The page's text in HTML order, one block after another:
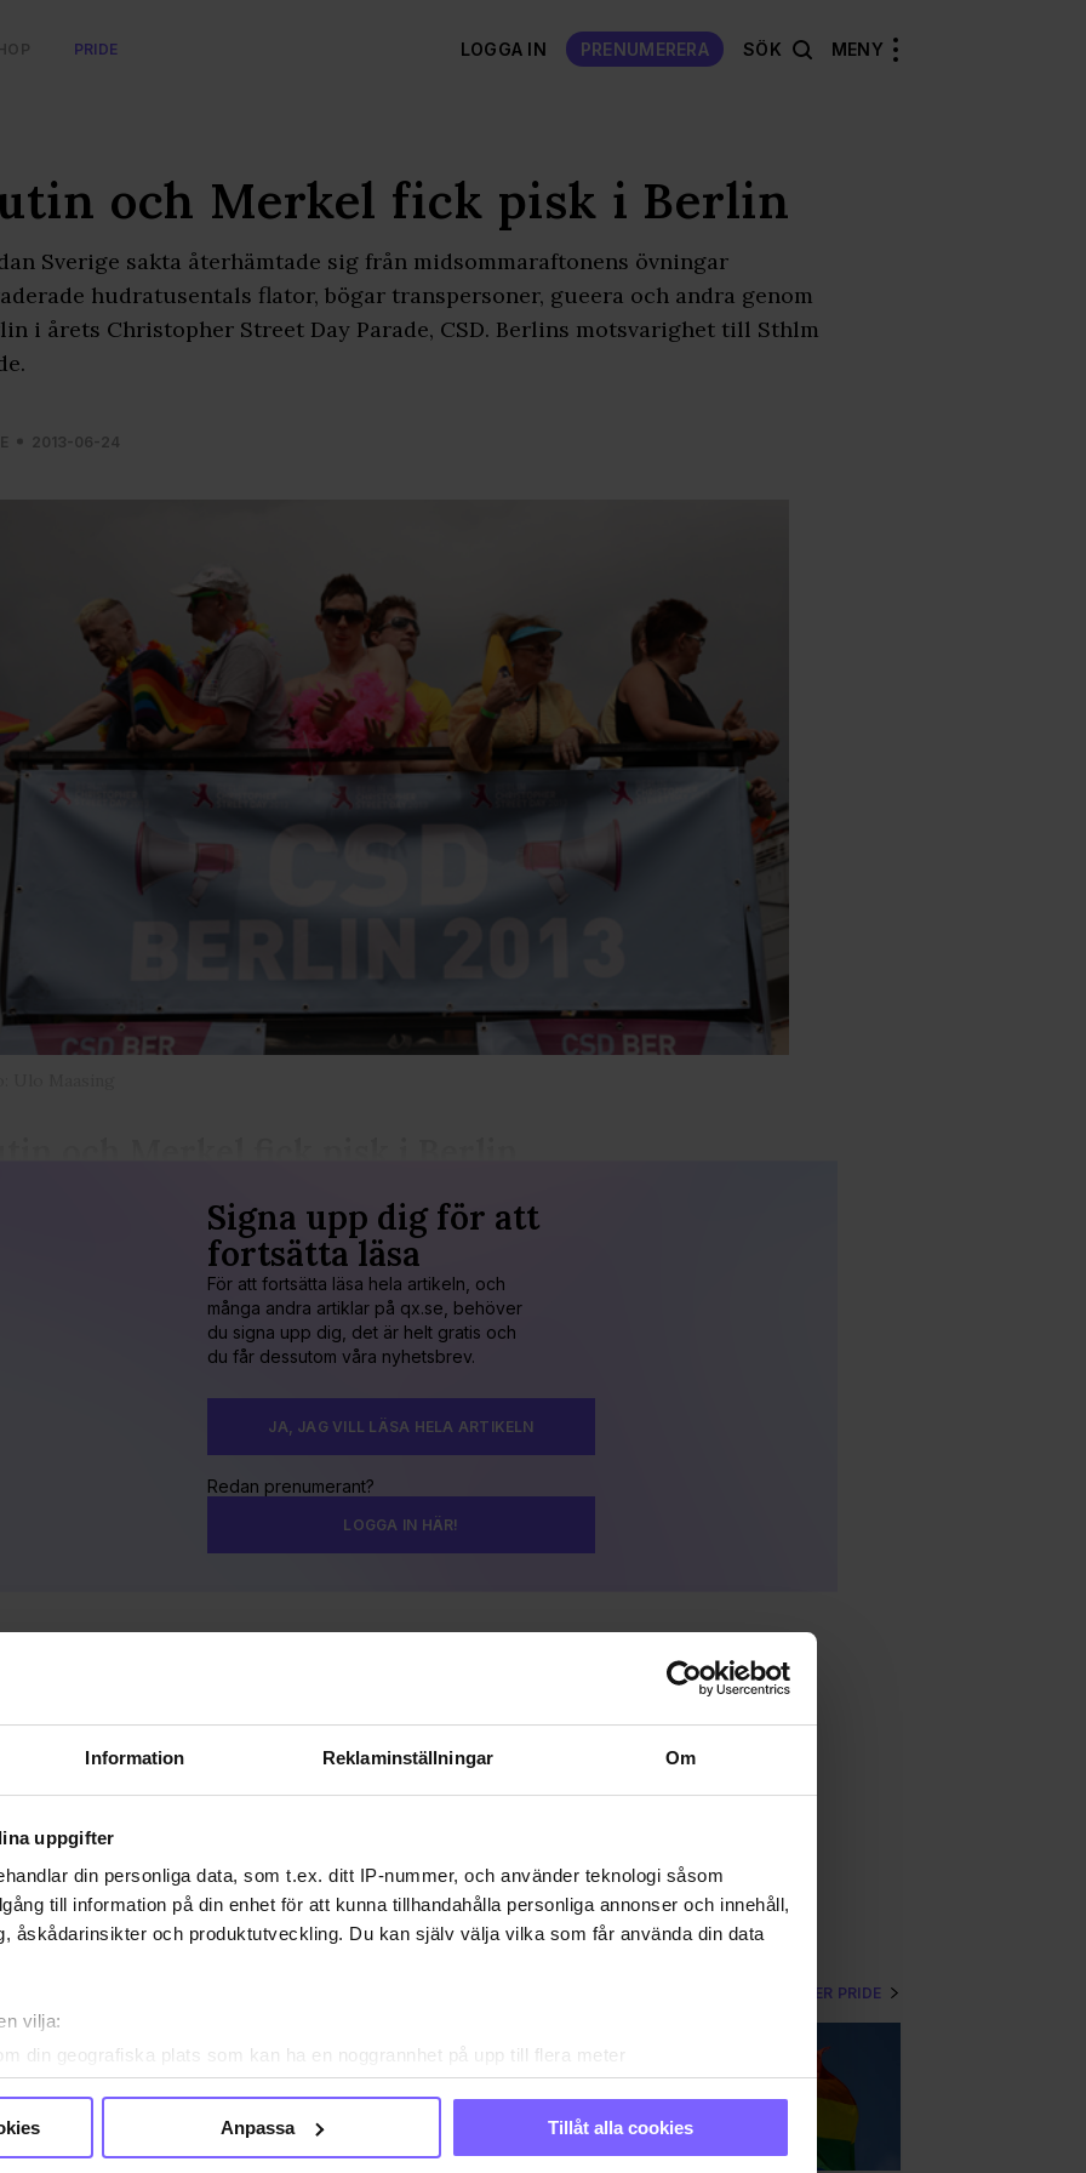
Information Reklaminställningar Om
uppgifter
din personliga data, som t.ex. ditt IP-nummer, och använder teknologi såsom
till information på din enhet för att kunna tillhandahålla personliga annonser och innehåll,
åskådarinsikter och produktutveckling. Du kan själv välja vilka som får använda din data
vilja:
din geografiska plats som kan ha en noggrannhet på upp till flera meter
att aktivt skanna den för specifika kännetecken (fingeravtryck)
uppgifter behandlas och ställ in dina preferenser i
detaljsektionen
. Du kan ändra
Anpassa Tillåt alla cookies
PRIDE LOGGA IN PRENUMERERA SÖK MENY
och Merkel fick pisk i Berlin
Sverige sakta återhämtade sig från midsommaraftonens övningar
hudratusentals flator, bögar transpersoner, gueera och andra genom
i årets Christopher Street Day Parade, CSD. Berlins motsvarighet till Sthlm
2013-06-24
Signa upp dig för att
fortsätta läsa
För att fortsätta läsa hela artikeln, och
många andra artiklar på qx.se, behöver
du signa upp dig, det är helt gratis och
du får dessutom våra nyhetsbrev.
JA, JAG VILL LÄSA HELA ARTIKELN
Redan prenumerant?
LOGGA IN HÄR!
VISA MER PRIDE